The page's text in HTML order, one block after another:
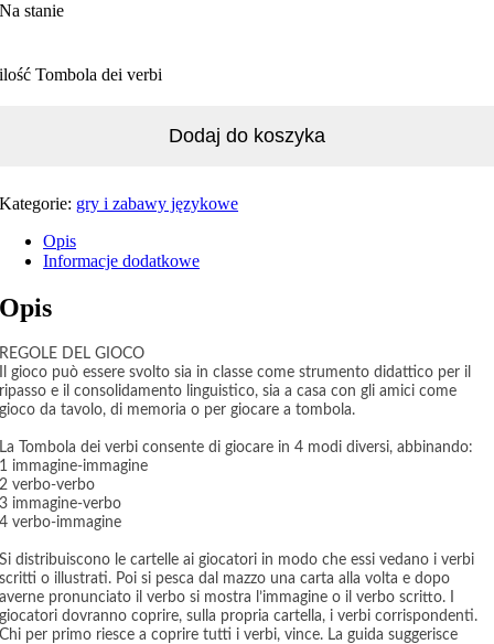
Na stanie
ilość Tombola dei verbi
Dodaj do koszyka
Kategorie: gry i zabawy językowe
Opis
Informacje dodatkowe
Opis
REGOLE DEL GIOCO
Il gioco può essere svolto sia in classe come strumento didattico per il
ripasso e il consolidamento linguistico, sia a casa con gli amici come
gioco da tavolo, di memoria o per giocare a tombola.
La Tombola dei verbi consente di giocare in 4 modi diversi, abbinando:
1 immagine-immagine
2 verbo-verbo
3 immagine-verbo
4 verbo-immagine
Si distribuiscono le cartelle ai giocatori in modo che essi vedano i verbi
scritti o illustrati. Poi si pesca dal mazzo una carta alla volta e dopo
averne pronunciato il verbo si mostra l’immagine o il verbo scritto. I
giocatori dovranno coprire, sulla propria cartella, i verbi corrispondenti.
Chi per primo riesce a coprire tutti i verbi, vince. La guida suggerisce